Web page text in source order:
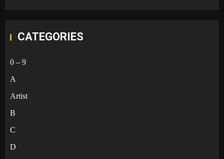
CATEGORIES
0 – 9
A
Artist
B
C
D